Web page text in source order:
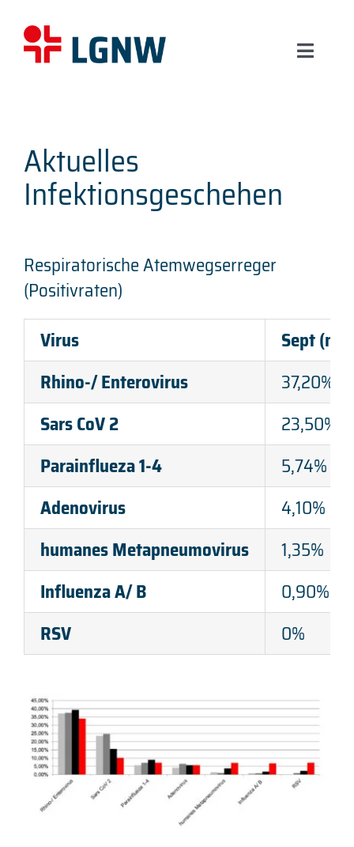
content
Über uns
Aktuelles
Karriere
Kontakt
Login für Gesellschafter
Aktuelles
Infektionsgeschehen
Respiratorische Atemwegserreger
(Positivraten)
Virus
Sept
Rhino-/ Enterovirus
37,20%
Sars CoV 2
23,50%
Parainflueza 1-4
5,74%
Adenovirus
4,10%
humanes Metapneumovirus
1,35%
Influenza A/ B
0,90%
RSV
0%